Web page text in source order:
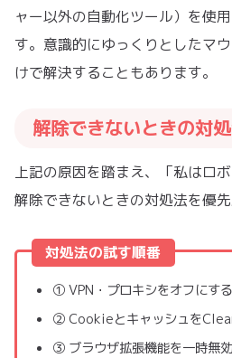
ャー以外の自動化ツール）を使
す。意識的にゆっくりとしたマ
けで解決することもあります。
解除できないときの対
上記の原因を踏まえ、「私はロ
解除できないときの対処法を優先
対処法の試す順番
① VPN・プロキシをオフにする
② Cookieとキャッシュを
③ ブラウザ拡張機能を一時無